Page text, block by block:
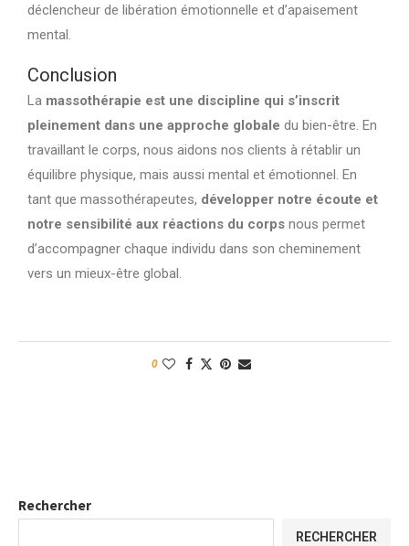
déclencheur de libération émotionnelle et d’apaisement
mental.
Conclusion
La massothérapie est une discipline qui s’inscrit
pleinement dans une approche globale du bien-être. En
travaillant le corps, nous aidons nos clients à rétablir un
équilibre physique, mais aussi mental et émotionnel. En
tant que massothérapeutes, développer notre écoute et
notre sensibilité aux réactions du corps nous permet
d’accompagner chaque individu dans son cheminement
vers un mieux-être global.
0
Rechercher
RECHERCHER